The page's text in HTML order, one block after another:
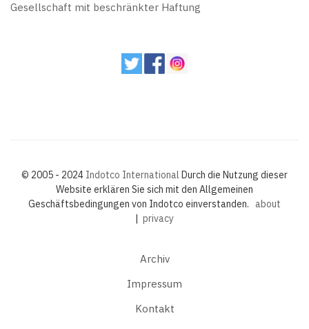
Gesellschaft mit beschränkter Haftung
© 2005 - 2024 Indotco International Durch die Nutzung dieser
Website erklären Sie sich mit den Allgemeinen
Geschäftsbedingungen von Indotco einverstanden. about
| privacy
Archiv
Impressum
Kontakt